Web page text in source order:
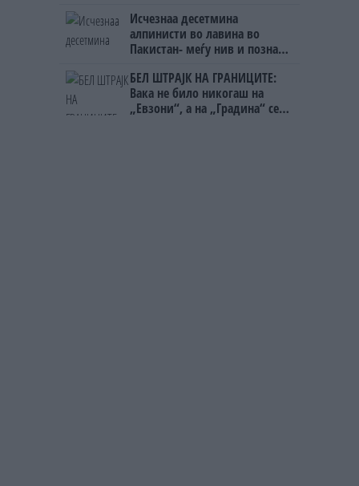
ништо, освен за кеш
Исчезнаа десетмина
алпинисти во лавина во
Пакистан- меѓу нив и познат
БЕЛ ШТРАЈК НА ГРАНИЦИТЕ:
Вака не било никогаш на
„Евзони“, а на „Градина“ се